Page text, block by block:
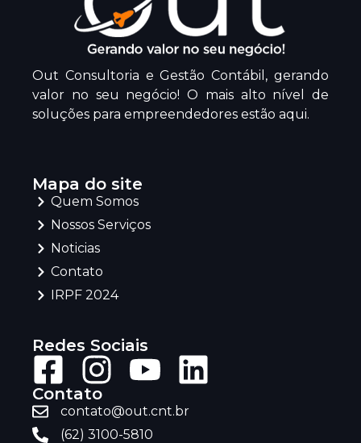
Out Consultoria e Gestão Contábil, gerando
valor no seu negócio! O mais alto nível de
soluções para empreendedores estão aqui.
Mapa do site
Quem Somos
Nossos Serviços
Noticias
Contato
IRPF 2024
Redes Sociais
Contato
contato@out.cnt.br
(62) 3100-5810